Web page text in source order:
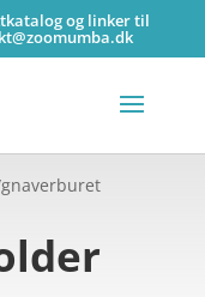
og linker til